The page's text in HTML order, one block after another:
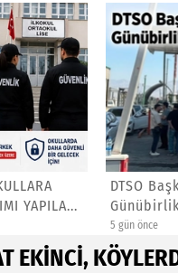
YAPILA...
DTSO
Günübirlik
5 gün önce
EKİNCİ,